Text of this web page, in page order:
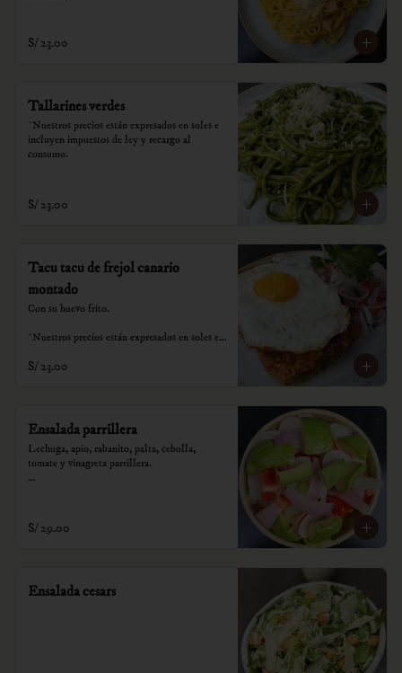
S/ 23.00
Tallarines verdes
*Nuestros precios están expresados en soles e
incluyen impuestos de ley y recargo al
consumo.
S/ 23.00
Tacu tacu de frejol canario
montado
Con su huevo frito.
*Nuestros precios están expresados en soles e
consumo.
S/ 23.00
Ensalada parrillera
Lechuga, apio, rabanito, palta, cebolla,
tomate y vinagreta parrillera.
consumo.
S/ 29.00
Ensalada cesars